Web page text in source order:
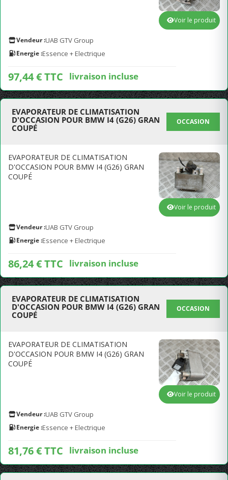
Vendeur :UAB GTV Group
Energie :Essence + Electrique
97,44 € TTC livraison incluse
Voir le produit
EVAPORATEUR DE CLIMATISATION
D'OCCASION POUR BMW I4 (G26) GRAN
COUPÉ
OCCASION
EVAPORATEUR DE CLIMATISATION
D'OCCASION POUR BMW I4 (G26) GRAN
COUPÉ
Vendeur :UAB GTV Group
Energie :Essence + Electrique
86,24 € TTC livraison incluse
Voir le produit
EVAPORATEUR DE CLIMATISATION
D'OCCASION POUR BMW I4 (G26) GRAN
COUPÉ
OCCASION
EVAPORATEUR DE CLIMATISATION
D'OCCASION POUR BMW I4 (G26) GRAN
COUPÉ
Vendeur :UAB GTV Group
Energie :Essence + Electrique
81,76 € TTC livraison incluse
Voir le produit